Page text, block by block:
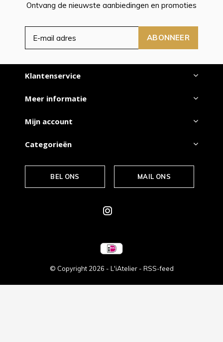
Ontvang de nieuwste aanbiedingen en promoties
ABONNEER
Klantenservice
Meer informatie
Mijn account
Categorieën
BEL ONS MAIL ONS
© Copyright 2026 - L'iAtelier - RSS-feed